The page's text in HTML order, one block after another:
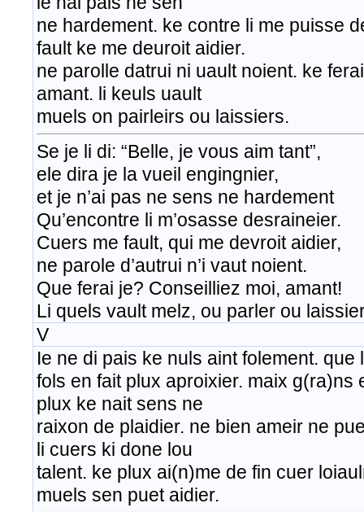
ne hardement. ke contre li me puisse
fault ke me deuroit aidier.
ne parolle datrui ni uault noient. ke
amant. li keuls uault
muels on pairleirs ou laissiers.
Se je li di: “Belle, je vous aim tant”,
ele dira je la vueil engingnier,
et je n’ai pas ne sens ne hardement
Qu’encontre li m’osasse desraineier.
Cuers me fault, qui me devroit aidier,
ne parole d’autrui n’i vaut noient.
Que ferai je? Conseilliez moi, amant!
Li quels vault melz, ou parler ou
V
Ie ne di pais ke nuls aint folement. que
fols en fait plux aproixier. maix g(ra)ns
plux ke nait sens ne
raixon de plaidier. ne bien ameir ne
li cuers ki done lou
talent. ke plux ai(n)me de fin cuer
muels sen puet aidier.